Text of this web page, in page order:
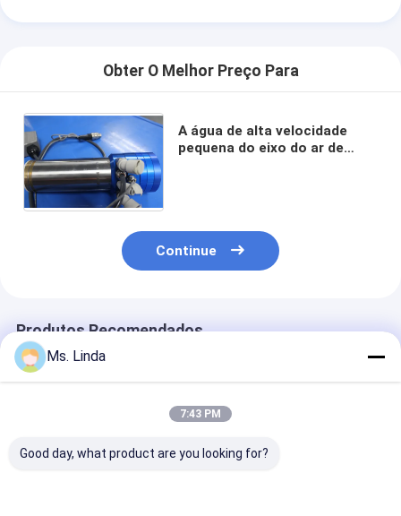
Obter O Melhor Preço Para
A água de alta velocidade
pequena do eixo do ar de
Continue
Produtos Recomendados
Ms. Linda
7:43 PM
Good day, what product are you looking for?